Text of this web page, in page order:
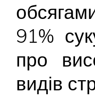
91%
про
видів